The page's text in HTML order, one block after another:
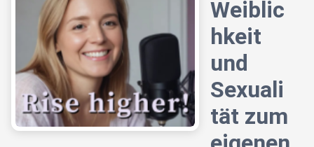
Weiblic
hkeit
und
Sexuali
tät zum